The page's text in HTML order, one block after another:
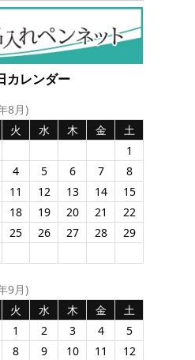
カレンダー
8月)
火 水 木 金
土
1
4 5 6 7
8
11 12 13 14
15
18 19 20 21
22
25 26 27 28
29
9月)
火 水 木 金
土
1
2 3 4
5
8 9 10 11
12